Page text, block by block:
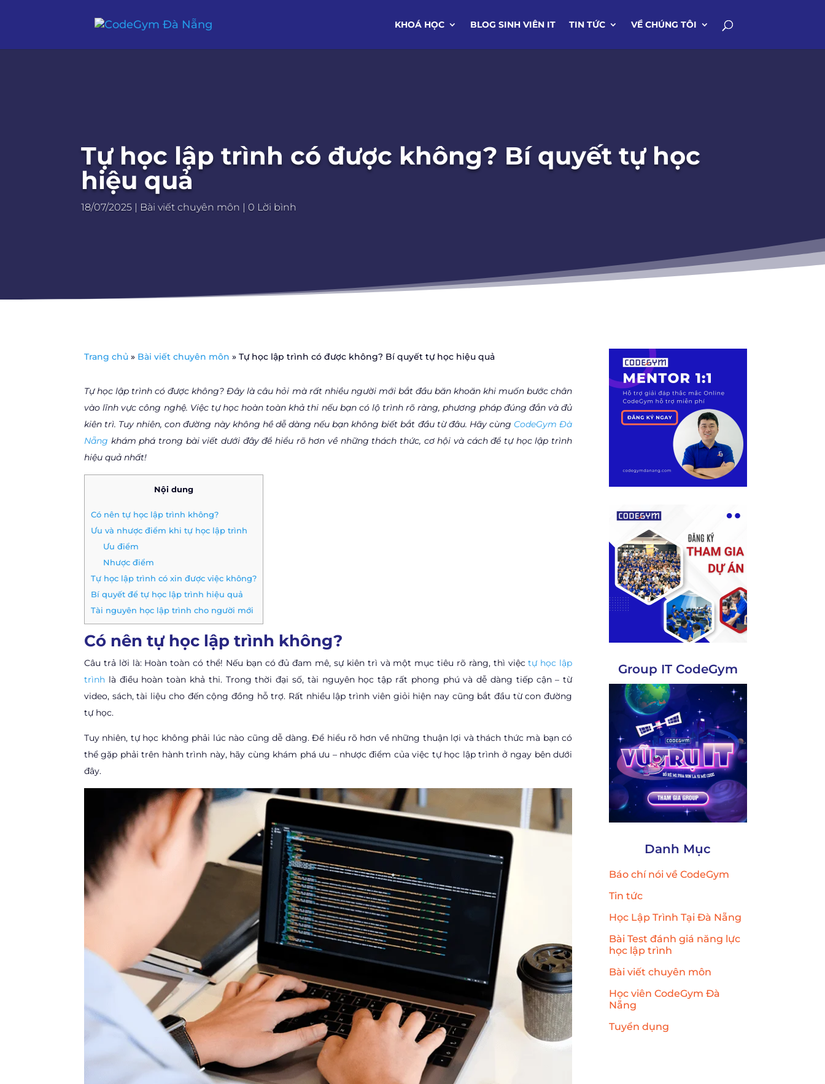
KHOÁ HỌC BLOG SINH VIÊN IT TIN TỨC VỀ CHÚNG TÔI
Tự học lập trình có được không? Bí quyết tự học
hiệu quả
18/07/2025 | Bài viết chuyên môn | 0 Lời bình
Trang chủ » Bài viết chuyên môn » Tự học lập trình có được không? Bí quyết tự học hiệu quả
Tự học lập trình có được không? Đây là câu hỏi mà rất nhiều người mới bắt đầu băn khoăn khi muốn bước chân
vào lĩnh vực công nghệ. Việc tự học hoàn toàn khả thi nếu bạn có lộ trình rõ ràng, phương pháp đúng đắn và đủ
kiên trì. Tuy nhiên, con đường này không hề dễ dàng nếu bạn không biết bắt đầu từ đâu. Hãy cùng CodeGym Đà
Nẵng khám phá trong bài viết dưới đây để hiểu rõ hơn về những thách thức, cơ hội và cách để tự học lập trình
hiệu quả nhất!
Nội dung
Có nên tự học lập trình không?
Ưu và nhược điểm khi tự học lập trình
Ưu điểm
Nhược điểm
Tự học lập trình có xin được việc không?
Bí quyết để tự học lập trình hiệu quả
Tài nguyên học lập trình cho người mới
Có nên tự học lập trình không?
Câu trả lời là: Hoàn toàn có thể! Nếu bạn có đủ đam mê, sự kiên trì và một mục tiêu rõ ràng, thì việctự học lập
trình là điều hoàn toàn khả thi. Trong thời đại số, tài nguyên học tập rất phong phú và dễ dàng tiếp cận – từ
video, sách, tài liệu cho đến cộng đồng hỗ trợ. Rất nhiều lập trình viên giỏi hiện nay cũng bắt đầu từ con đường
tự học.
Tuy nhiên, tự học không phải lúc nào cũng dễ dàng. Để hiểu rõ hơn về những thuận lợi và thách thức mà bạn có
thể gặp phải trên hành trình này, hãy cùng khám phá ưu – nhược điểm của việc tự học lập trình ở ngay bên dưới
đây.
Group IT CodeGym
Danh Mục
Báo chí nói về CodeGym
Tin tức
Học Lập Trình Tại Đà Nẵng
Bài Test đánh giá năng lực
học lập trình
Bài viết chuyên môn
Học viên CodeGym Đà
Nẵng
Tuyển dụng